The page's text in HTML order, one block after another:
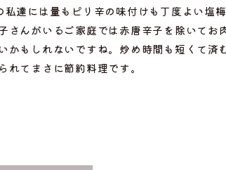
私達には量もピリ辛の味付けも丁度よい塩
さんがいるご家庭では赤唐辛子を除いてお
かもしれないですね。炒め時間も短くて済
れてまさに節約料理です。